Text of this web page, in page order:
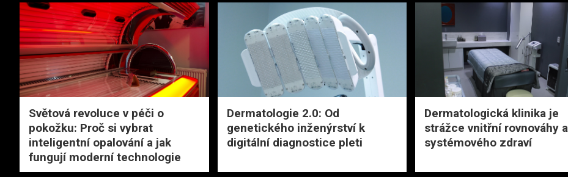
Světová revoluce v péči o
pokožku: Proč si vybrat
inteligentní opalování a jak
fungují moderní technologie
Dermatologie 2.0: Od
genetického inženýrství k
digitální diagnostice pleti
Dermatologická klinika je
strážce vnitřní rovnováhy a
systémového zdraví